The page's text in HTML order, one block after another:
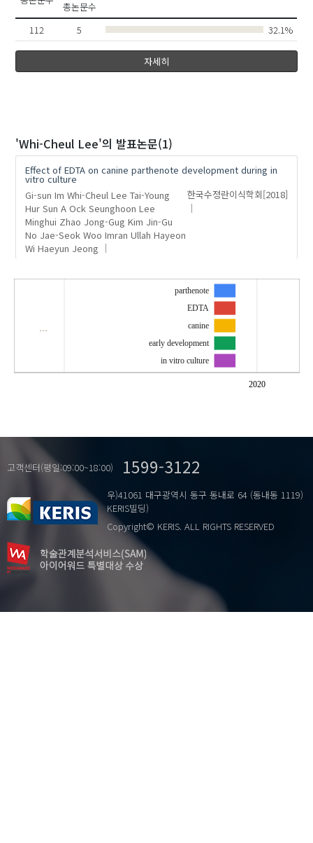
총논문수
112 5 32.1%
자세히
'Whi-Cheul Lee'의 발표논문(1)
Effect of EDTA on canine parthenote development during in
vitro culture
Gi-sun Im Whi-Cheul Lee Tai-Young
Hur Sun A Ock Seunghoon Lee
Minghui Zhao Jong-Gug Kim Jin-Gu
No Jae-Seok Woo Imran Ullah Hayeon
Wi Haeyun Jeong
한국수정란이식학회[2018]
…
2020
parthenote
EDTA
canine
early development
in vitro culture
고객센터(평일:09:00~18:00) 1599-3122
우)41061 대구광역시 동구 동내로 64 (동내동 1119)
KERIS빌딩)
Copyright© KERIS. ALL RIGHTS RESERVED